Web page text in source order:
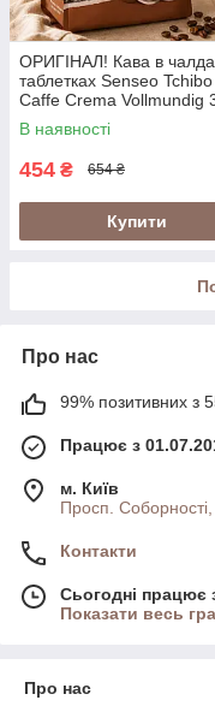
ОРИГІНАЛ! Кава в
таблетках Senseo Tchibo
Caffe Crema Vollmundig
порцій Сенсео монодози
крема 62 мм м'яка кава
В наявності
454 ₴ 654 ₴
Купити
Про нас
99% позитивних з
Працює з
м. Київ
Просп. Соборності,
Контакти
Сьогодні працює
Показати весь
Про нас